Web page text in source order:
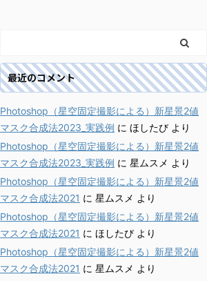
最近のコメント
Photoshop（星空固定撮影による）新星景2値
マスク合成法2023_実践例 に ほしたび より
Photoshop（星空固定撮影による）新星景2値
マスク合成法2023_実践例 に 星ムスメ より
Photoshop（星空固定撮影による）新星景2値
マスク合成法2021 に 星ムスメ より
Photoshop（星空固定撮影による）新星景2値
マスク合成法2021 に ほしたび より
Photoshop（星空固定撮影による）新星景2値
マスク合成法2021 に 星ムスメ より